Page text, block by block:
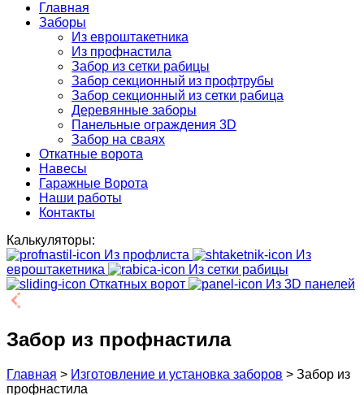
Главная
Заборы
Из евроштакетника
Из профнастила
Забор из сетки рабицы
Забор секционный из профтрубы
Забор секционный из сетки рабица
Деревянные заборы
Панельные ограждения 3D
Забор на сваях
Откатные ворота
Навесы
Гаражные Ворота
Наши работы
Контакты
Калькуляторы:
Из профлиста
Из
евроштакетника
Из сетки рабицы
Откатных ворот
Из 3D панелей
Забор из профнастила
Главная > Изготовление и установка заборов > Забор из
профнастила